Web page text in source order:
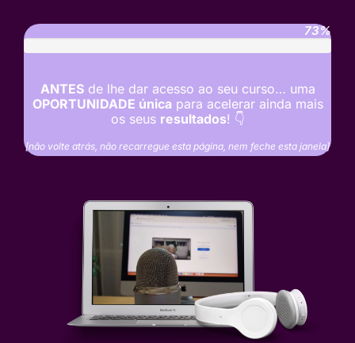
73%
ANTESde lhe dar acesso ao seu curso… uma
OPORTUNIDADE únicapara acelerar ainda mais
os seus resultados! 👇
[não volte atrás, não recarregue esta página, nem feche esta janela]